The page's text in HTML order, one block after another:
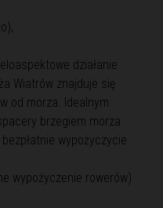
działanie
Wiatrów znajduje się
od morza. Idealnym
brzegiem morza
wypożyczycie
wypożyczenie rowerów)